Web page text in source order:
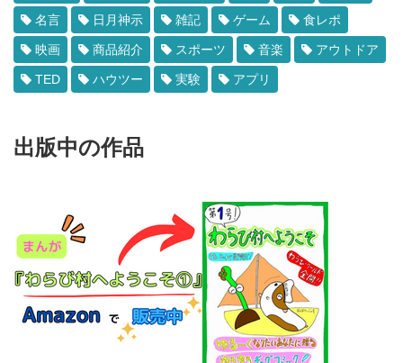
名言 日月神示 雑記 ゲーム 食レポ
映画 商品紹介 スポーツ 音楽 アウトドア
TED ハウツー 実験 アプリ
出版中の作品